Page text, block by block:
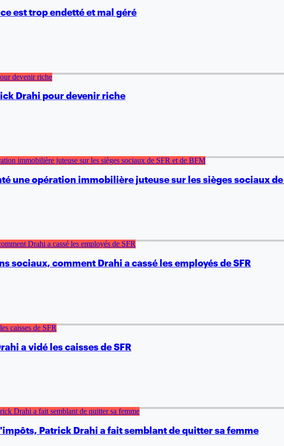
est trop endetté et mal géré
Drahi pour devenir riche
une opération immobilière juteuse sur les sièges sociaux de
sociaux, comment Drahi a cassé les employés de SFR
a vidé les caisses de SFR
Patrick Drahi a fait semblant de quitter sa femme